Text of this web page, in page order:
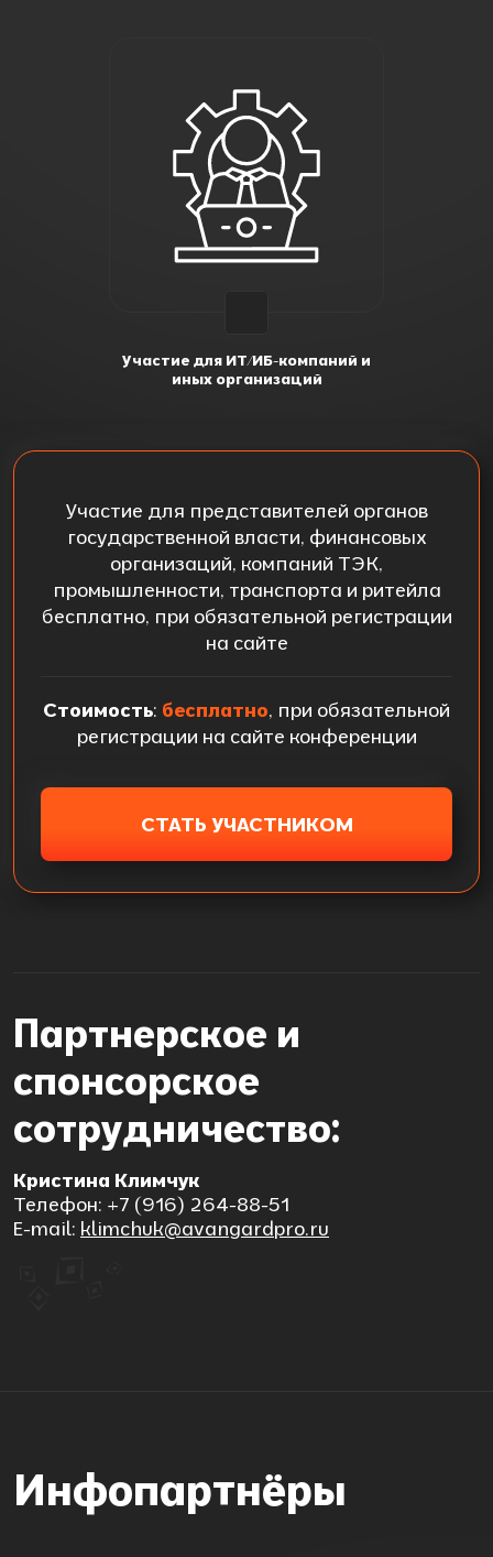
Участие для ИТ/ИБ-компаний и
иных организаций
Участие для представителей органов
государственной власти, финансовых
организаций, компаний ТЭК,
промышленности, транспорта и ритейла
бесплатно, при обязательной регистрации
на сайте
Стоимость: бесплатно, при обязательной
регистрации на сайте конференции
СТАТЬ УЧАСТНИКОМ
Партнерское и
спонсорское
сотрудничество:
Кристина Климчук
Телефон: +7 (916) 264-88-51
E-mail: klimchuk@avangardpro.ru
Инфопартнёры